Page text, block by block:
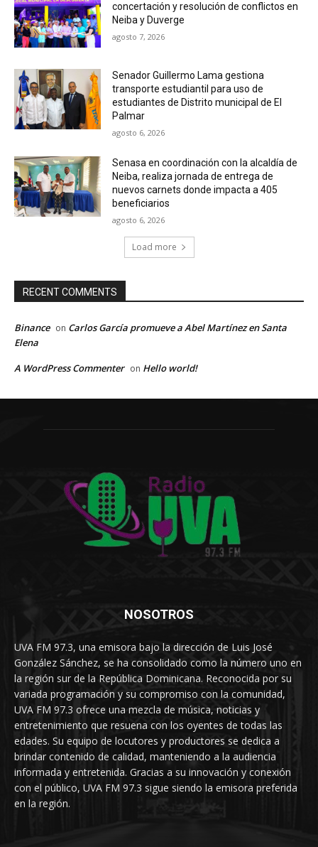
concertación y resolución de conflictos en
Neiba y Duverge
agosto 7, 2026
Senador Guillermo Lama gestiona
transporte estudiantil para uso de
estudiantes de Distrito municipal de El
Palmar
agosto 6, 2026
Senasa en coordinación con la alcaldía de
Neiba, realiza jornada de entrega de
nuevos carnets donde impacta a 405
beneficiarios
agosto 6, 2026
Load more
RECENT COMMENTS
Binance on Carlos García promueve a Abel Martínez en Santa
Elena
A WordPress Commenter on Hello world!
NOSOTROS
UVA FM 97.3, una emisora bajo la dirección de Luis José
González Sánchez, se ha consolidado como la número uno en
la región sur de la República Dominicana. Reconocida por su
variada programación y su compromiso con la comunidad,
UVA FM 97.3 ofrece una mezcla de música, noticias y
entretenimiento que resuena con los oyentes de todas las
edades. Su equipo de locutores y productores se dedica a
brindar contenido de calidad, manteniendo a la audiencia
informada y entretenida. Gracias a su innovación y conexión
con el público, UVA FM 97.3 sigue siendo la emisora preferida
en la región.